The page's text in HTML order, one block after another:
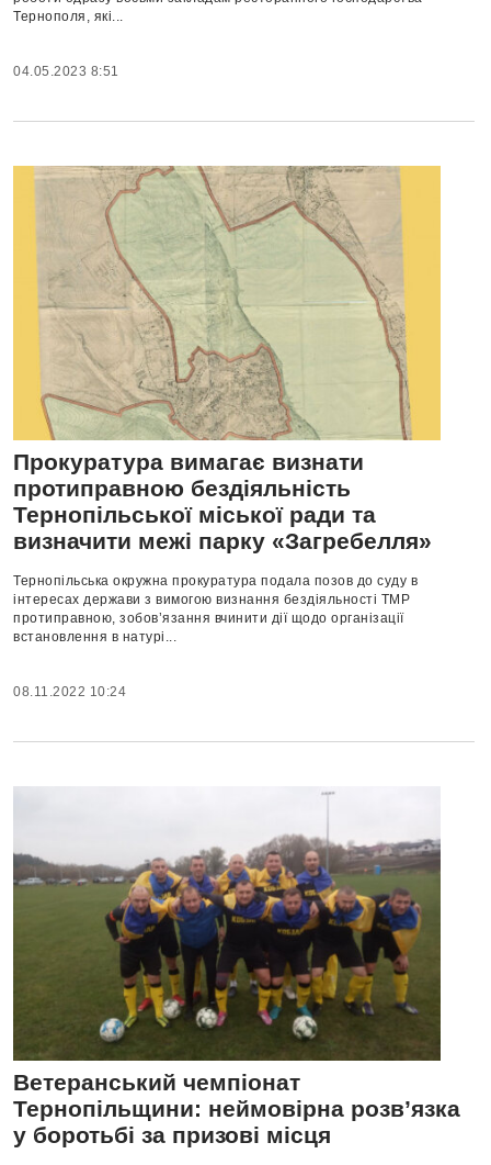
Тернополя, які...
04.05.2023 8:51
Прокуратура вимагає визнати
протиправною бездіяльність
Тернопільської міської ради та
визначити межі парку «Загребелля»
Тернопільська окружна прокуратура подала позов до суду в
інтересах держави з вимогою визнання бездіяльності ТМР
протиправною, зобов’язання вчинити дії щодо організації
встановлення в натурі...
08.11.2022 10:24
Ветеранський чемпіонат
Тернопільщини: неймовірна розв’язка
у боротьбі за призові місця